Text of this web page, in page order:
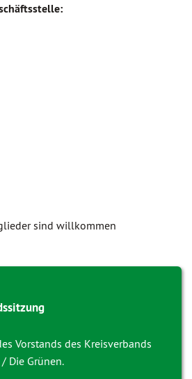
sind willkommen
Vorstands des Kreisverbands
Die Grünen.